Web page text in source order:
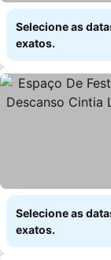
Selecione as
exatos.
Selecione as
exatos.